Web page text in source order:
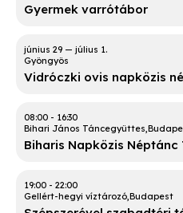
Gyermek varrótábor
Gyöngyös
Vidróczki ovis napközis
08:00 - 16:30
Bihari János Táncegyüttes
Biharis Napközis Néptánc
19:00 - 22:00
Gellért-hegyi víztározó Budapest